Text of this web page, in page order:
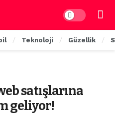
Dark mode
Teknoloji Güzellik
satışlarına
geliyor!